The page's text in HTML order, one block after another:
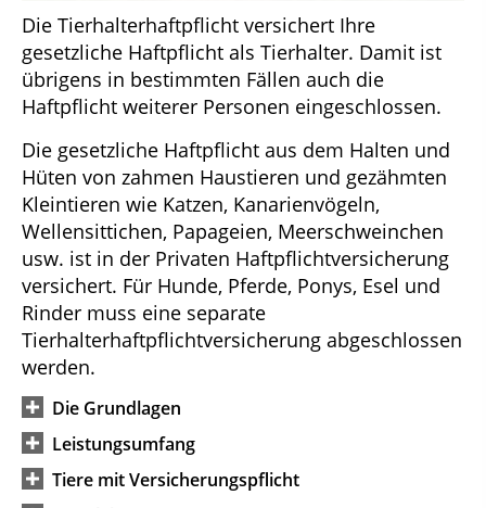
Die Tierhalterhaftpflicht versichert Ihre
gesetzliche Haftpflicht als Tierhalter. Damit ist
übrigens in bestimmten Fällen auch die
Haftpflicht weiterer Personen eingeschlossen.
Die gesetzliche Haftpflicht aus dem Halten und
Hüten von zahmen Haustieren und gezähmten
Kleintieren wie Katzen, Kanarienvögeln,
Wellensittichen, Papageien, Meerschweinchen
usw. ist in der Privaten Haftpflichtversicherung
versichert. Für Hunde, Pferde, Ponys, Esel und
Rinder muss eine separate
Tierhalterhaftpflichtversicherung abgeschlossen
werden.
Die Grundlagen
Leistungsumfang
Tiere mit Versicherungspflicht